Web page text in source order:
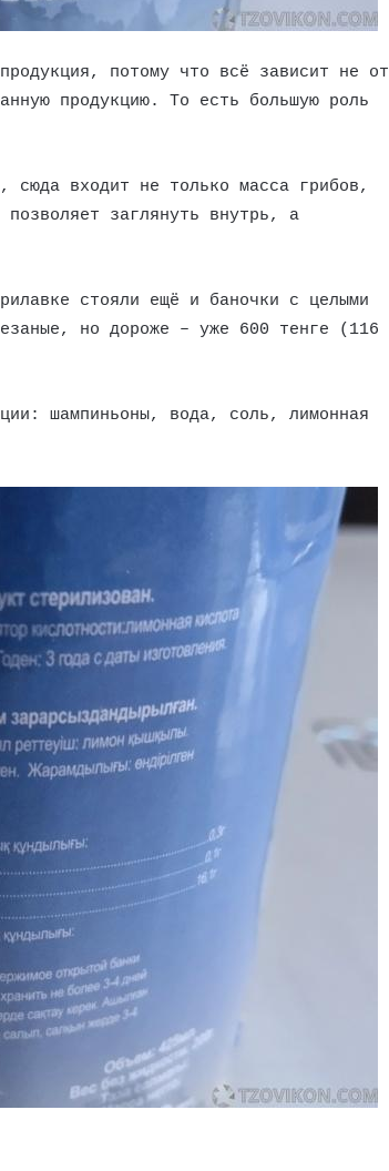
потому что всё зависит не от
продукцию. То есть большую роль
входит не только масса грибов,
заглянуть внутрь, а
стояли ещё и баночки с целыми
но дороже – уже 600 тенге (116
шампиньоны, вода, соль, лимонная